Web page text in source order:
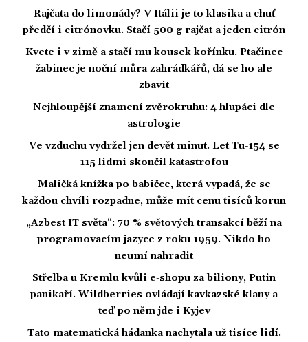
Rajčata do limonády? V Itálii je to klasika a chuť
předčí i citrónovku. Stačí 500 g rajčat a jeden citrón
Kvete i v zimě a stačí mu kousek kořínku. Ptačinec
žabinec je noční můra zahrádkářů, dá se ho ale
zbavit
Nejhloupější znamení zvěrokruhu: 4 hlupáci dle
astrologie
Ve vzduchu vydržel jen devět minut. Let Tu-154 se
115 lidmi skončil katastrofou
Maličká knížka po babičce, která vypadá, že se
každou chvíli rozpadne, může mít cenu tisíců korun
„Azbest IT světa“: 70 % světových transakcí běží na
programovacím jazyce z roku 1959. Nikdo ho
neumí nahradit
Střelba u Kremlu kvůli e-shopu za biliony, Putin
panikaří. Wildberries ovládají kavkazské klany a
teď po něm jde i Kyjev
Tato matematická hádanka nachytala už tisíce lidí.